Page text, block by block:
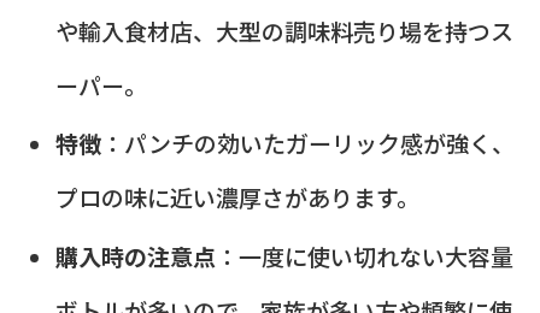
や輸入食材店、大型の調味料売り場を持つス
ーパー。
特徴：パンチの効いたガーリック感が強く、
プロの味に近い濃厚さがあります。
購入時の注意点 ：一度に使い切れない大容量